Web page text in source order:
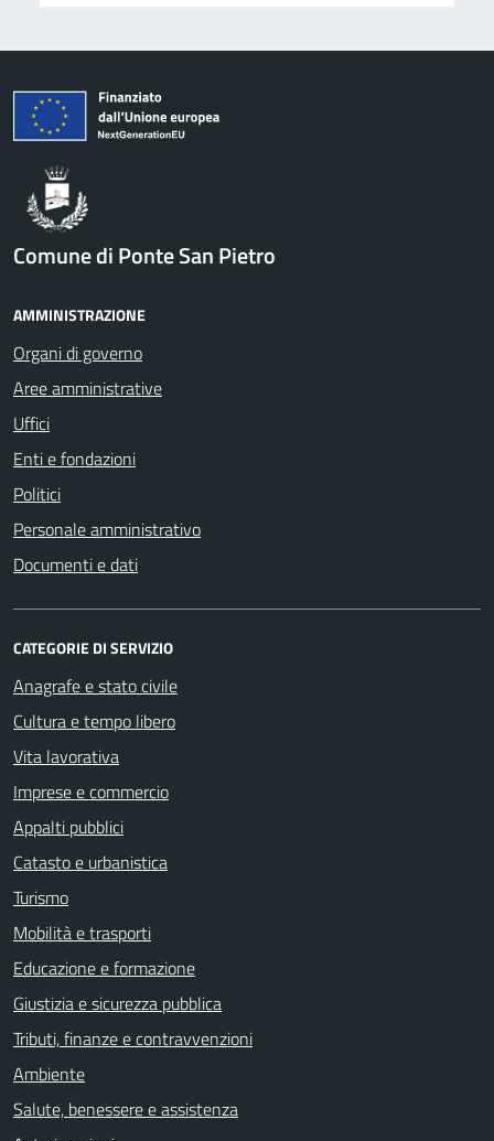
Comune di Ponte San Pietro
AMMINISTRAZIONE
Organi di governo
Aree amministrative
Uffici
Enti e fondazioni
Politici
Personale amministrativo
Documenti e dati
CATEGORIE DI SERVIZIO
Anagrafe e stato civile
Cultura e tempo libero
Vita lavorativa
Imprese e commercio
Appalti pubblici
Catasto e urbanistica
Turismo
Mobilità e trasporti
Educazione e formazione
Giustizia e sicurezza pubblica
Tributi, finanze e contravvenzioni
Ambiente
Salute, benessere e assistenza